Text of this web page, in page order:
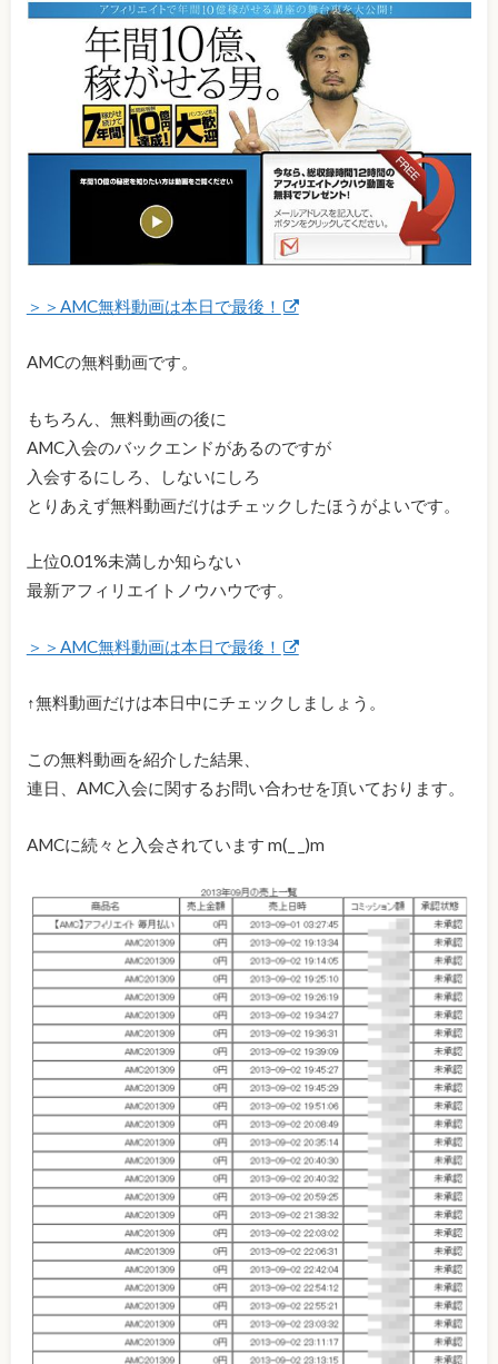
＞＞AMC無料動画は本日で最後！
AMCの無料動画です。
もちろん、無料動画の後に
AMC入会のバックエンドがあるのですが
入会するにしろ、しないにしろ
とりあえず無料動画だけはチェックしたほうがよいです。
上位0.01%未満しか知らない
最新アフィリエイトノウハウです。
＞＞AMC無料動画は本日で最後！
↑無料動画だけは本日中にチェックしましょう。
この無料動画を紹介した結果、
連日、AMC入会に関するお問い合わせを頂いております。
AMCに続々と入会されています m(_ _)m